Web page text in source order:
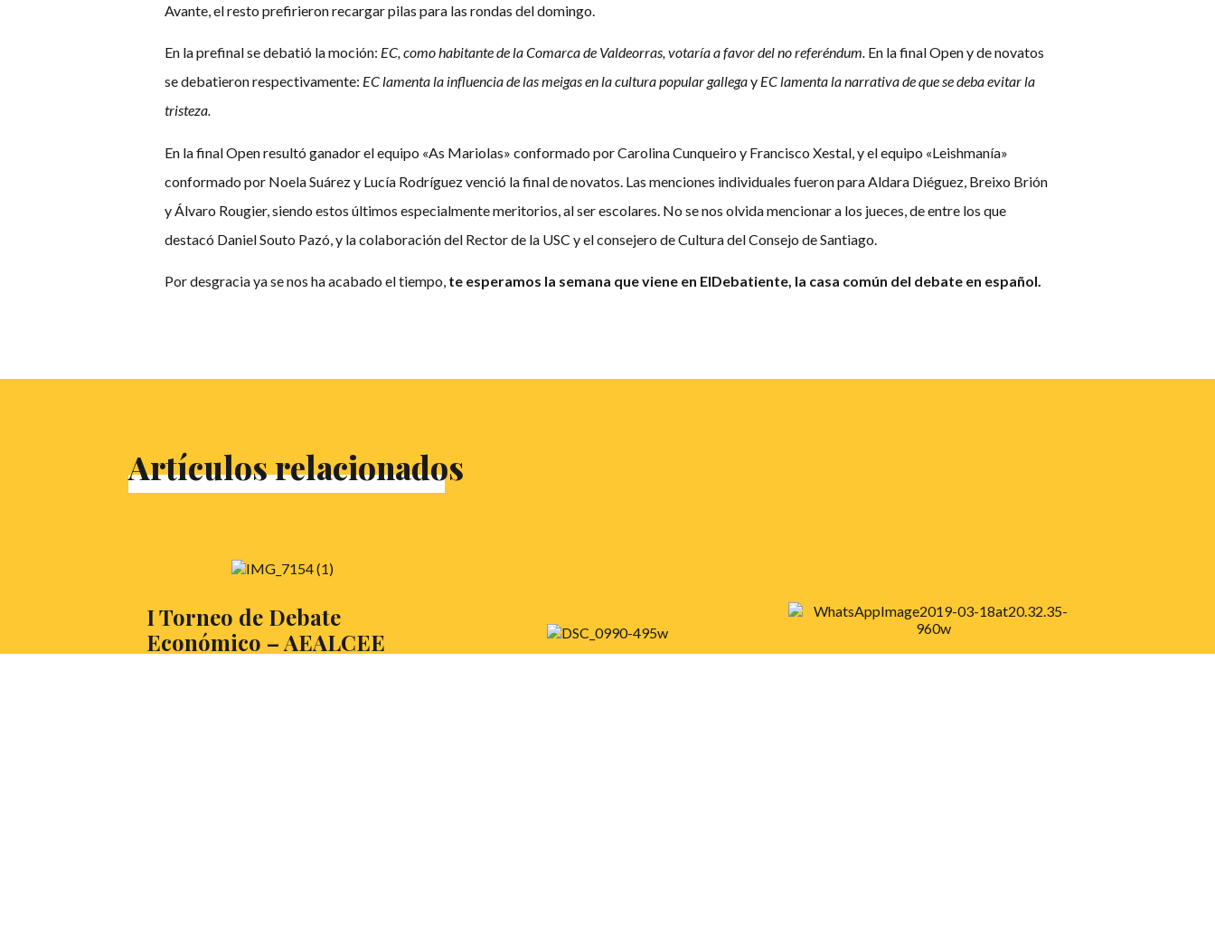
Avante, el resto prefirieron recargar pilas para las rondas del domingo.
En la prefinal se debatió la moción: EC, como habitante de la Comarca de Valdeorras, votaría a favor del no referéndum. En la final Open y de novatos
se debatieron respectivamente: EC lamenta la influencia de las meigas en la cultura popular gallegay EC lamenta la narrativa de que se deba evitar la
tristeza.
En la final Open resultó ganador el equipo «As Mariolas» conformado por Carolina Cunqueiro y Francisco Xestal, y el equipo «Leishmanía»
conformado por Noela Suárez y Lucía Rodríguez venció la final de novatos. Las menciones individuales fueron para Aldara Diéguez, Breixo Brión
y Álvaro Rougier, siendo estos últimos especialmente meritorios, al ser escolares. No se nos olvida mencionar a los jueces, de entre los que
destacó Daniel Souto Pazó, y la colaboración del Rector de la USC y el consejero de Cultura del Consejo de Santiago.
Por desgracia ya se nos ha acabado el tiempo, te esperamos la semana que viene en ElDebatiente, la casa común del debate en español.
Artículos relacionados
I Torneo de Debate
Económico – AEALCEE